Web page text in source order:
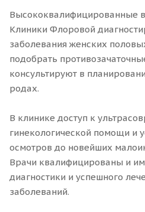
Высококвалифицированные
Клиники Флоровой
заболевания женских
подобрать
консультируют в
родах.
В клинике доступ к
гинекологической помощи и
осмотров до новейших
Врачи квалифицированы и
диагностики и успешного
заболеваний.